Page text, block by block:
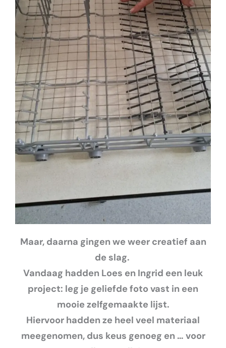
Maar, daarna gingen we weer creatief aan
de slag.
Vandaag hadden Loes en Ingrid een leuk
project: leg je geliefde foto vast in een
mooie zelfgemaakte lijst.
Hiervoor hadden ze heel veel materiaal
meegenomen, dus keus genoeg en … voor